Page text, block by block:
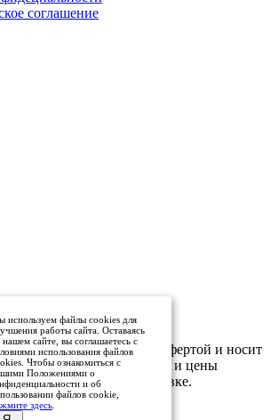
соглашение
используем файлы cookies для
работы сайта. Оставаясь
нашем сайте, вы соглашаетесь с
использования файлов
Чтобы ознакомиться с
Положениями о
и об
файлов cookie,
здесь
не является публичной офертой и носит
Наличие, описание и цены
по телефону или в заявке.